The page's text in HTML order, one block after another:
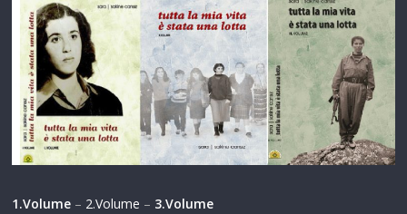
1.Volume – 2.Volume – 3.Volume